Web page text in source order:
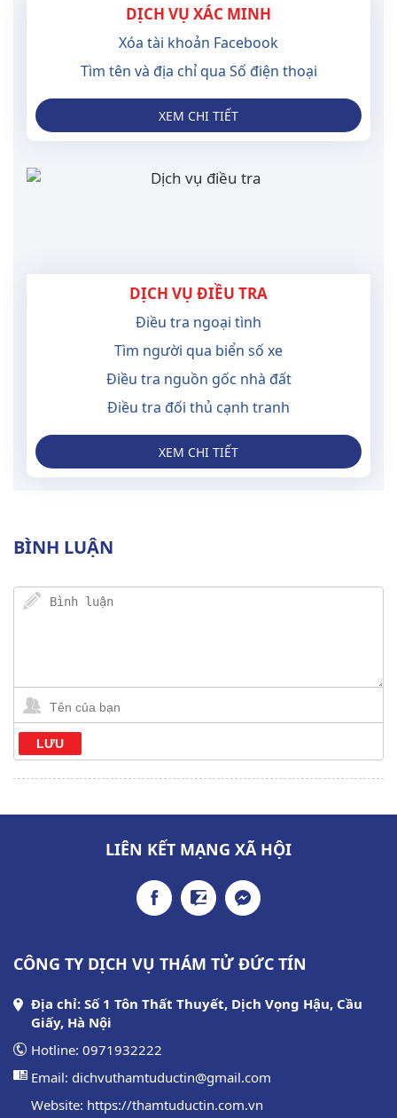
DỊCH VỤ XÁC MINH
Xóa tài khoản Facebook
Tìm tên và địa chỉ qua Số điện thoại
XEM CHI TIẾT
DỊCH VỤ ĐIỀU TRA
Điều tra ngoại tình
Tìm người qua biển số xe
Điều tra nguồn gốc nhà đất
Điều tra đối thủ cạnh tranh
XEM CHI TIẾT
BÌNH LUẬN
LIÊN KẾT MẠNG XÃ HỘI
CÔNG TY DỊCH VỤ THÁM TỬ ĐỨC TÍN
Địa chỉ: Số 1 Tôn Thất Thuyết, Dịch Vọng Hậu, Cầu
Giấy, Hà Nội
Hotline: 0971932222
Email: dichvuthamtuductin@gmail.com
Website: https://thamtuductin.com.vn